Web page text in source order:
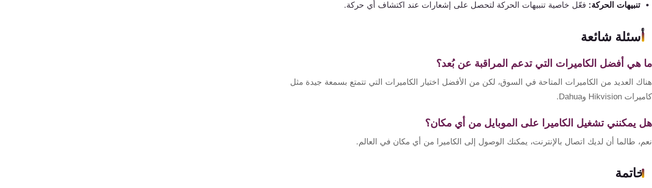
تنبيهات الحركة: فعّل خاصية تنبيهات الحركة لتحصل على إشعارات عند اكتشاف أي حركة.
أسئلة شائعة
ما هي أفضل الكاميرات التي تدعم المراقبة عن بُعد؟
هناك العديد من الكاميرات المتاحة في السوق، لكن من الأفضل اختيار الكاميرات التي تتمتع بسمعة جيدة مثل
كاميرات Hikvision وDahua.
هل يمكنني تشغيل الكاميرا على الموبايل من أي مكان؟
نعم، طالما أن لديك اتصال بالإنترنت، يمكنك الوصول إلى الكاميرا من أي مكان في العالم.
خاتمة